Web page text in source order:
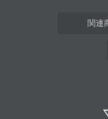
関連